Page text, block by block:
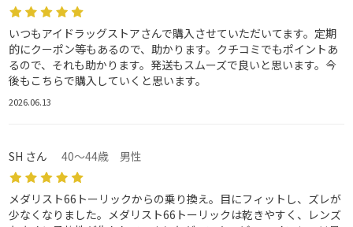
いつもアイドラッグストアさんで購入させていただいてます。定期
的にクーポン等もあるので、助かります。クチコミでもポイントあ
るので、それも助かります。発送もスムーズで良いと思います。今
後もこちらで購入していくと思います。
2026.06.13
SH さん 40～44歳 男性
メダリスト66トーリックからの乗り換え。目にフィットし、ズレが
少なくなりました。メダリスト66トーリックは乾きやすく、レンズ